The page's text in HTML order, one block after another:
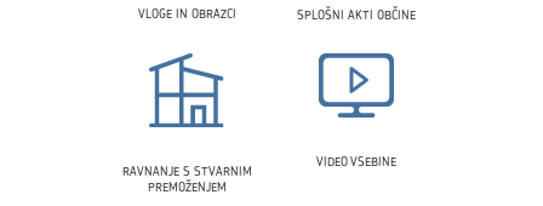
VLOGE IN OBRAZCI SPLOŠNI AKTI OBČINE
RAVNANJE S STVARNIM
PREMOŽENJEM
VIDEO VSEBINE